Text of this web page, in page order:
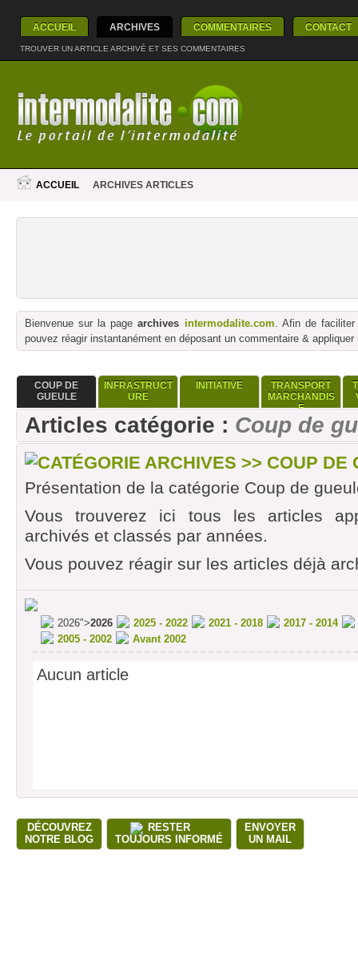
ACCUEIL ARCHIVES COMMENTAIRES CONTACT
TROUVER UN ARTICLE ARCHIVÉ ET SES COMMENTAIRES
ACCUEIL ARCHIVES ARTICLES
Bienvenue sur la pagearchives intermodalite.com. Afin de
pouvez réagir instantanément en déposant un commentaire & appliquer
COUP DE
GUEULE
INFRASTRUCT
URE
INITIATIVE
TRANSPORT
MARCHANDIS
E
Articles catégorie : Coup de
CATÉGORIE ARCHIVES >> COUP DE
Présentation de la catégorie Coup de
Vous trouverez ici tous les articles
archivés et classés par années.
Vous pouvez réagir sur les articles déjà
2026">2026 2025 - 2022 2021 - 2018
2017 - 2014
2005 - 2002
Avant 2002
Aucun article
DÉCOUVREZ
NOTRE BLOG
RESTER
TOUJOURS INFORMÉ
ENVOYER
UN MAIL